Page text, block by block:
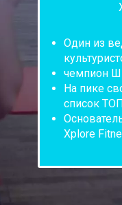
Institut
весами